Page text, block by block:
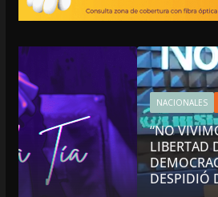
NACIONALES OPINIÓN
“NO VIVIMOS BUENOS
LIBERTAD DE EXPRESIÓN NI
DEMOCRACIA EN MÉXICO”:
DESPIDIÓ DE MVS